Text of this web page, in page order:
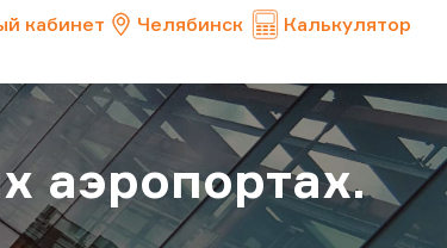
кабинет Челябинск Калькулятор
аэропортах.